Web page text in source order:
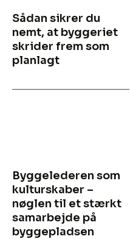
Sådan sikrer du
nemt, at byggeriet
skrider frem som
planlagt
Byggelederen som
kulturskaber –
nøglen til et stærkt
samarbejde på
byggepladsen